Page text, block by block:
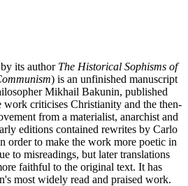
its author The Historical Sophisms of
) is an unfinished manuscript
Mikhail Bakunin, published
criticises Christianity and the then-
from a materialist, anarchist and
editions contained rewrites by Carlo
order to make the work more poetic in
to misreadings, but later translations
faithful to the original text. It has
most widely read and praised work.